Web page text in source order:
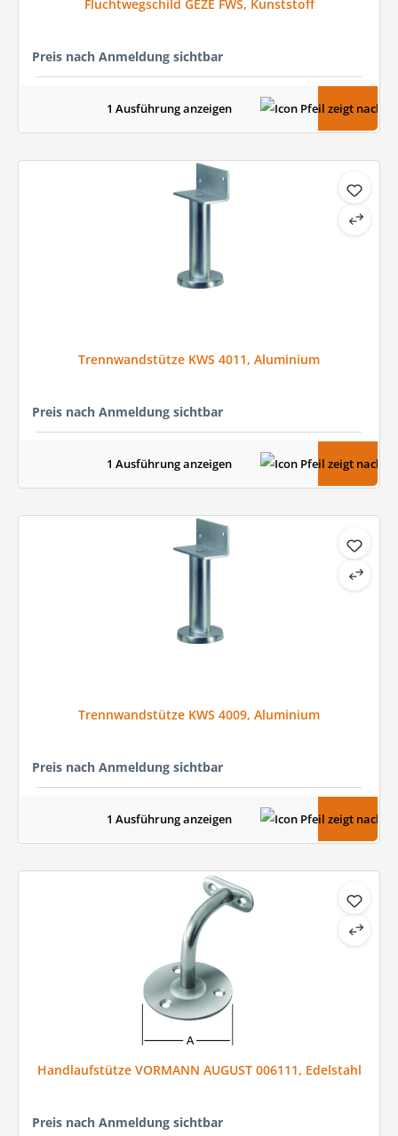
Fluchtwegschild GEZE FWS, Kunststoff
Preis nach Anmeldung sichtbar
1 Ausführung anzeigen
Trennwandstütze KWS 4011, Aluminium
Preis nach Anmeldung sichtbar
1 Ausführung anzeigen
Trennwandstütze KWS 4009, Aluminium
Preis nach Anmeldung sichtbar
1 Ausführung anzeigen
Handlaufstütze VORMANN AUGUST 006111, Edelstahl
Preis nach Anmeldung sichtbar